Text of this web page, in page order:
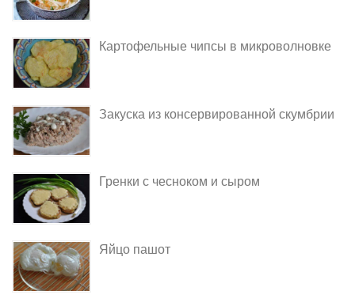
Картофельные чипсы в микроволновке
Закуска из консервированной скумбрии
Гренки с чесноком и сыром
Яйцо пашот